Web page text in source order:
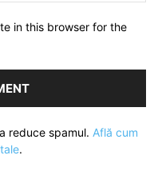
in this browser for the
reduce spamul. Află cum
.